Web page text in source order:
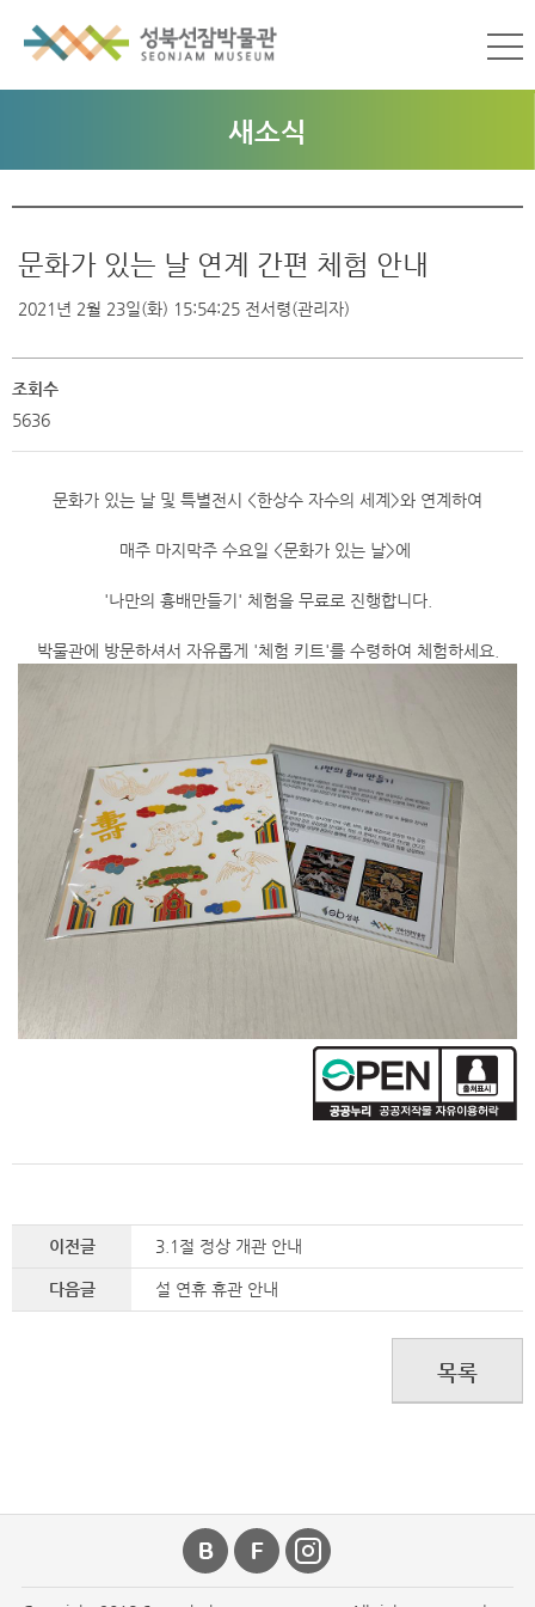
새소식
문화가 있는 날 연계 간편 체험 안내
2021년 2월 23일(화) 15:54:25 전서령(관리자)
조회수
5636
문화가 있는 날 및 특별전시 <한상수 자수의 세계>와 연계하여
매주 마지막주 수요일 <문화가 있는 날>에
'나만의 흉배만들기' 체험을 무료로 진행합니다.
박물관에 방문하셔서 자유롭게 '체험 키트'를 수령하여 체험하세요.
이전글 3.1절 정상 개관 안내
다음글 설 연휴 휴관 안내
목록